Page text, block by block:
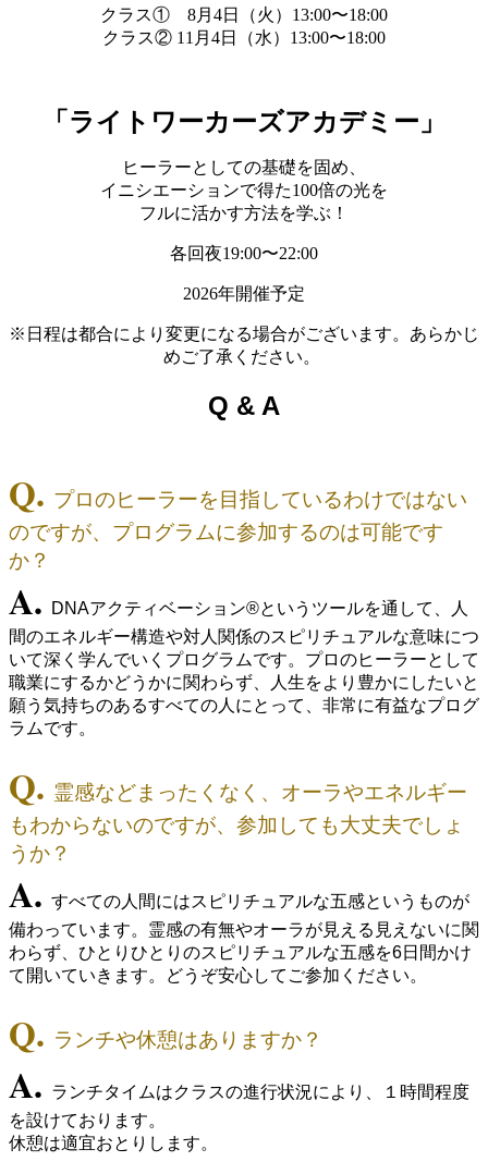
クラス① 8月4日（火）13:00〜18:00
クラス② 11月4日（水）13:00〜18:00
「ライトワーカーズアカデミー」
ヒーラーとしての基礎を固め、
イニシエーションで得た100倍の光を
フルに活かす方法を学ぶ！
各回夜19:00〜22:00
2026年開催予定
※日程は都合により変更になる場合がございます。あらかじ
めご了承ください。
Q & A
Q. プロのヒーラーを目指しているわけではない
のですが、プログラムに参加するのは可能です
か？
A.
DNAアクティベーション®というツールを通して、人
間のエネルギー構造や対人関係のスピリチュアルな意味につ
いて深く学んでいくプログラムです。プロのヒーラーとして
職業にするかどうかに関わらず、人生をより豊かにしたいと
願う気持ちのあるすべての人にとって、非常に有益なプログ
ラムです。
Q. 霊感などまったくなく、オーラやエネルギー
もわからないのですが、参加しても大丈夫でしょ
うか？
A. すべての人間にはスピリチュアルな五感というものが
備わっています。霊感の有無やオーラが見える見えないに関
わらず、ひとりひとりのスピリチュアルな五感を6日間かけ
て開いていきます。どうぞ安心してご参加ください。
Q. ランチや休憩はありますか？
A. ランチタイムはクラスの進行状況により、１時間程度
を設けております。
休憩は適宜おとりします。